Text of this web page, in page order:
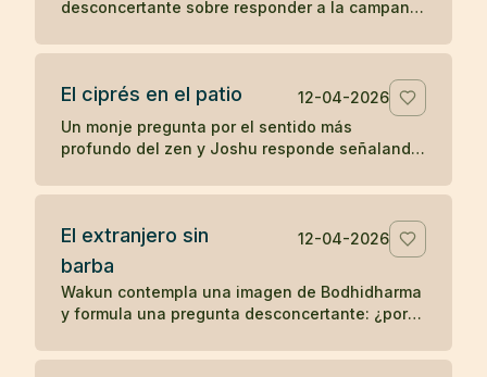
desconcertante sobre responder a la campana
koan sobre sonido, forma y comprensión
El ciprés en el patio
12-04-2026
Un monje pregunta por el sentido más
profundo del zen y Joshu responde señalando
no se separa de lo inmediato.
El extranjero sin
barba
12-04-2026
Wakun contempla una imagen de Bodhidharma
y formula una pregunta desconcertante: ¿por
sobre percepción y realidad.